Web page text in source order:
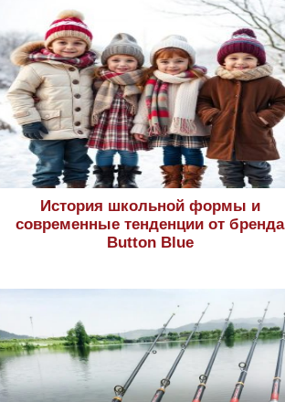
История школьной формы и
современные тенденции от бренда
Button Blue